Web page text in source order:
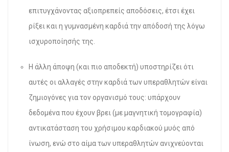
επιτυγχάνοντας αξιοπρεπείς αποδόσεις, έτσι έχει
ρίξει και η γυμνασμένη καρδιά την απόδοσή της λόγω
ισχυροποίησής της.
H άλλη άποψη (και πιο αποδεκτή) υποστηρίζει ότι
αυτές οι αλλαγές στην καρδιά των υπεραθλητών είναι
ζημιογόνες για τον οργανισμό τους: υπάρχουν
δεδομένα που έχουν βρει (με μαγνητική τομογραφία)
αντικατάσταση του χρήσιμου καρδιακού μυός από
ίνωση, ενώ στο αίμα των υπεραθλητών ανιχνεύονται